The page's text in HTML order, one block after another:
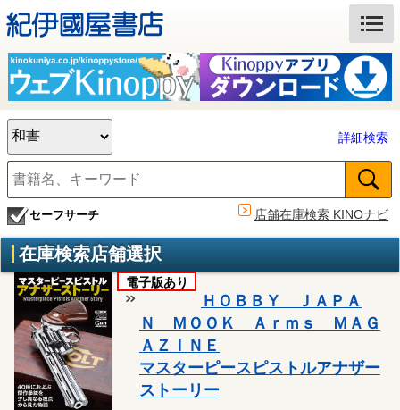
詳細検索
セーフサーチ 店舗在庫検索 KINOナビ
在庫検索店舗選択
電子版あり
ＨＯＢＢＹ ＪＡＰＡ
Ｎ ＭＯＯＫ Ａｒｍｓ ＭＡＧ
ＡＺＩＮＥ
マスターピースピストルアナザー
ストーリー